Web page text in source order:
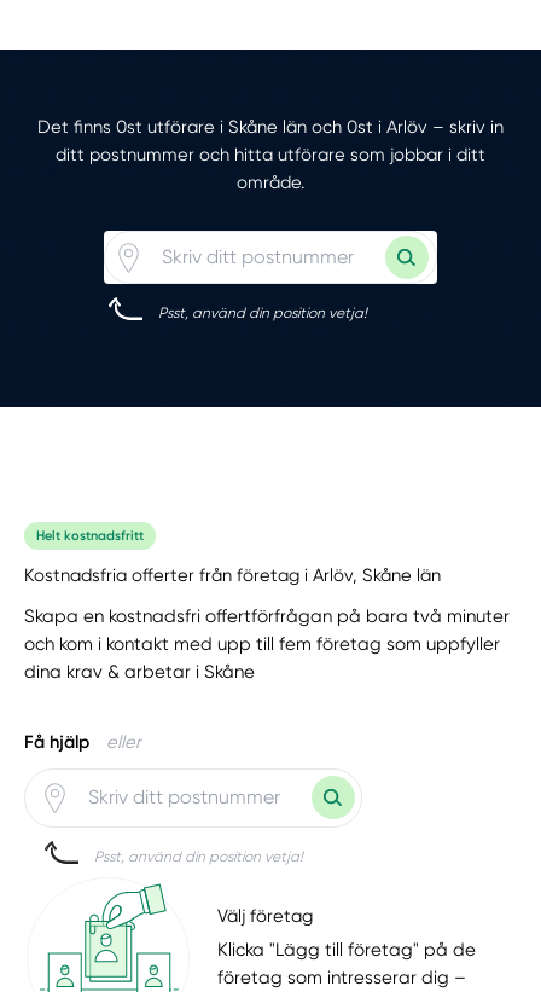
Det finns 0st utförare i Skåne län och 0st i Arlöv – skriv in
ditt postnummer och hitta utförare som jobbar i ditt
område.
Psst, använd din position vetja!
Helt kostnadsfritt
Kostnadsfria offerter från företag i Arlöv, Skåne län
Skapa en kostnadsfri offertförfrågan på bara två minuter
och kom i kontakt med upp till fem företag som uppfyller
dina krav & arbetar i Skåne
Få hjälp eller
Psst, använd din position vetja!
Välj företag
Klicka "Lägg till företag" på de
företag som intresserar dig –